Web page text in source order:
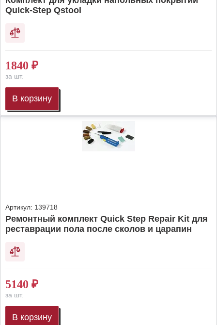
Quick-Step Qstool
1840 ₽
за шт.
В корзину
Артикул: 139718
Ремонтный комплект Quick Step Repair Kit для
реставрации пола после сколов и царапин
5140 ₽
за шт.
В корзину